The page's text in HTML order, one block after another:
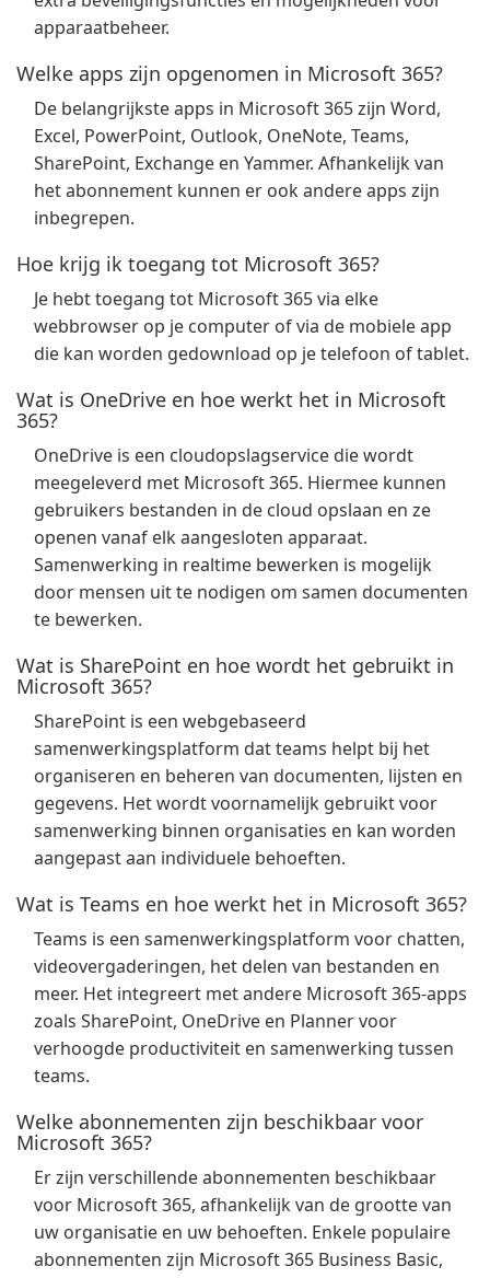
apparaatbeheer.
Welke apps zijn opgenomen in Microsoft 365?
De belangrijkste apps in Microsoft 365 zijn Word,
Excel, PowerPoint, Outlook, OneNote, Teams,
SharePoint, Exchange en Yammer. Afhankelijk van
het abonnement kunnen er ook andere apps zijn
inbegrepen.
Hoe krijg ik toegang tot Microsoft 365?
Je hebt toegang tot Microsoft 365 via elke
webbrowser op je computer of via de mobiele app
die kan worden gedownload op je telefoon of tablet.
Wat is OneDrive en hoe werkt het in Microsoft
365?
OneDrive is een cloudopslagservice die wordt
meegeleverd met Microsoft 365. Hiermee kunnen
gebruikers bestanden in de cloud opslaan en ze
openen vanaf elk aangesloten apparaat.
Samenwerking in realtime bewerken is mogelijk
door mensen uit te nodigen om samen documenten
te bewerken.
Wat is SharePoint en hoe wordt het gebruikt in
Microsoft 365?
SharePoint is een webgebaseerd
samenwerkingsplatform dat teams helpt bij het
organiseren en beheren van documenten, lijsten en
gegevens. Het wordt voornamelijk gebruikt voor
samenwerking binnen organisaties en kan worden
aangepast aan individuele behoeften.
Wat is Teams en hoe werkt het in Microsoft 365?
Teams is een samenwerkingsplatform voor chatten,
videovergaderingen, het delen van bestanden en
meer. Het integreert met andere Microsoft 365-apps
zoals SharePoint, OneDrive en Planner voor
verhoogde productiviteit en samenwerking tussen
teams.
Welke abonnementen zijn beschikbaar voor
Microsoft 365?
Er zijn verschillende abonnementen beschikbaar
voor Microsoft 365, afhankelijk van de grootte van
uw organisatie en uw behoeften. Enkele populaire
abonnementen zijn Microsoft 365 Business Basic,